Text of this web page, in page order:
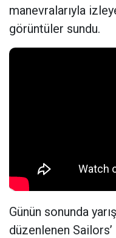
manevralarıyla
görüntüler sundu.
Günün sonunda
düzenlenen